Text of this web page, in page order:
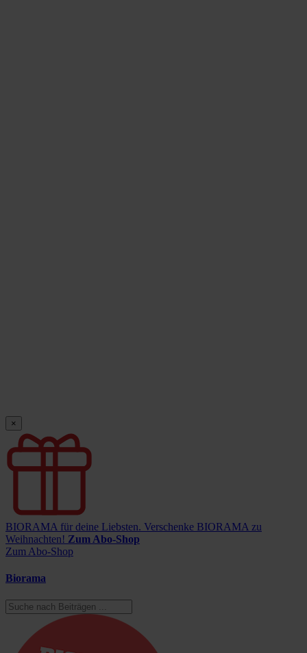
×
BIORAMA für deine Liebsten. Verschenke BIORAMA zu
Weihnachten! Zum Abo-Shop
Zum Abo-Shop
Biorama